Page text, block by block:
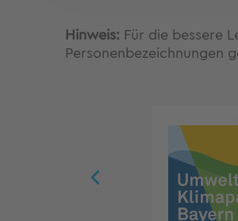
Hinweis: Für die bessere
Personenbezeichnungen